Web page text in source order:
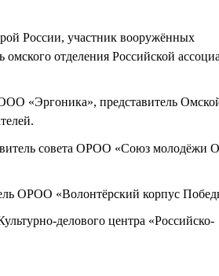
России, участник вооружённых
отделения Российской
«Эргоника», представитель
совета ОРОО «Союз молодёжи
ОРОО «Волонтёрский корпус
делового центра «Российско-